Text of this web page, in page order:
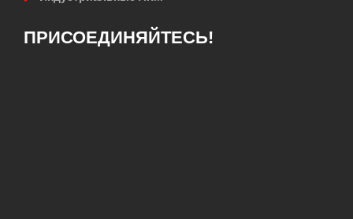
ПРИСОЕДИНЯЙТЕСЬ!